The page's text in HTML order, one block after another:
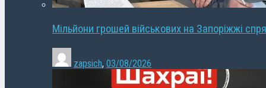
Мільйони грошей військових на Запоріжжі
zapsich, 03/08/2026